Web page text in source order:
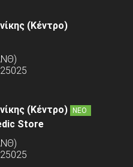
(Κέντρο)
(Κέντρο) ΝΕΟ
Store